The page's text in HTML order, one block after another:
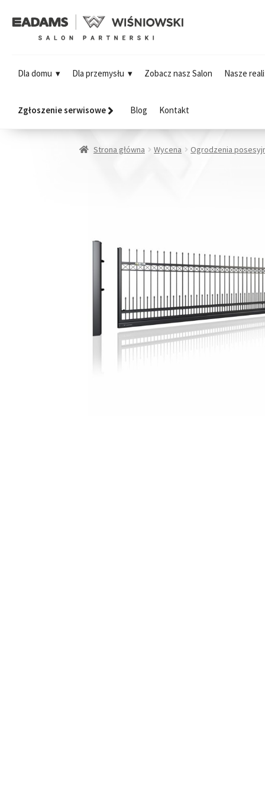
Dla domu Dla przemysłu Zobacz nasz Salon Nasze
Zgłoszenie serwisowe Blog Kontakt
Strona główna Wycena Ogrodzenia